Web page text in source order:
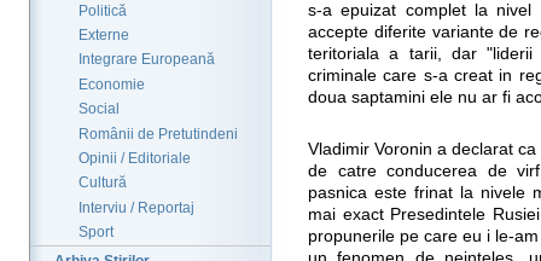
Politică
Externe
Integrare Europeană
Economie
Social
Românii de Pretutindeni
Opinii / Editoriale
Cultură
Interviu / Reportaj
Sport
s-a epuizat complet la nivel
accepte diferite variante de
teritoriala a tarii, dar "liderii
criminale care s-a creat in
doua saptamini ele nu ar fi
Vladimir Voronin a declarat
de catre conducerea de
pasnica este frinat la nivele
mai exact Presedintele
propunerile pe care eu i le-